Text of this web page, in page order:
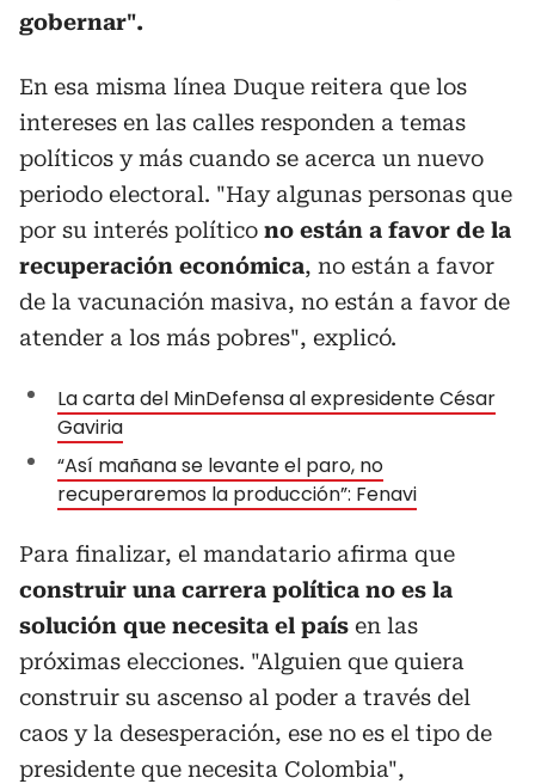
gobernar".
En esa misma línea Duque reitera que los
intereses en las calles responden a temas
políticos y más cuando se acerca un nuevo
periodo electoral. "Hay algunas personas que
por su interés político no están a favor de la
recuperación económica, no están a favor
de la vacunación masiva, no están a favor de
atender a los más pobres", explicó.
La carta del MinDefensa al expresidente César
Gaviria
“Así mañana se levante el paro, no
recuperaremos la producción”: Fenavi
Para finalizar, el mandatario afirma que
construir una carrera política no es la
solución que necesita el país en las
próximas elecciones. "Alguien que quiera
construir su ascenso al poder a través del
caos y la desesperación, ese no es el tipo de
presidente que necesita Colombia",